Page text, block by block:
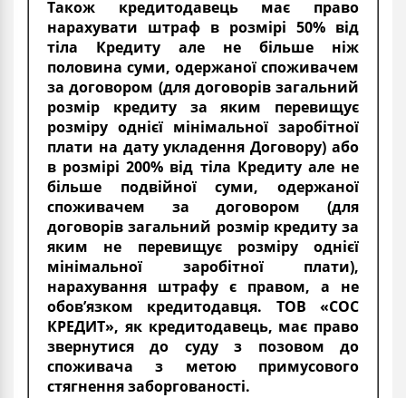
Також кредитодавець має право
нарахувати штраф в розмірі 50% від
тіла Кредиту але не більше ніж
половина суми, одержаної споживачем
за договором (для договорів загальний
розмір кредиту за яким перевищує
розміру однієї мінімальної заробітної
плати на дату укладення Договору) або
в розмірі 200% від тіла Кредиту але не
більше подвійної суми, одержаної
споживачем за договором (для
договорів загальний розмір кредиту за
яким не перевищує розміру однієї
мінімальної заробітної плати),
нарахування штрафу є правом, а не
обов’язком кредитодавця. ТОВ «СОС
КРЕДИТ», як кредитодавець, має право
звернутися до суду з позовом до
споживача з метою примусового
стягнення заборгованості.